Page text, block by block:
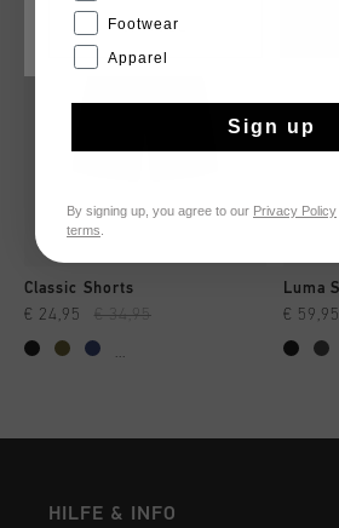
Classic Shorts
€ 24,95 € 34,95
...
Luma
€ 59,95
HILFE & INFO
CANCEL
Footwear
Apparel
Sign up
By signing up, you agree to our Privacy Policy
terms